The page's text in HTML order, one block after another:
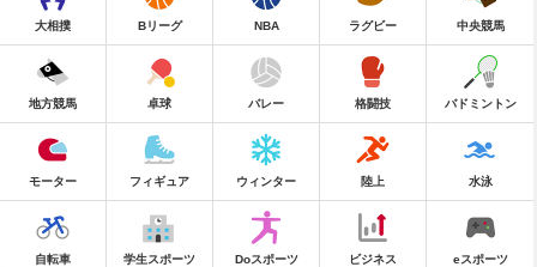
大相撲 Bリーグ NBA ラグビー 中央競馬
地方競馬 卓球 バレー 格闘技 バドミントン
モーター フィギュア ウィンター 陸上 水泳
自転車 学生スポーツ Doスポーツ ビジネス eスポーツ